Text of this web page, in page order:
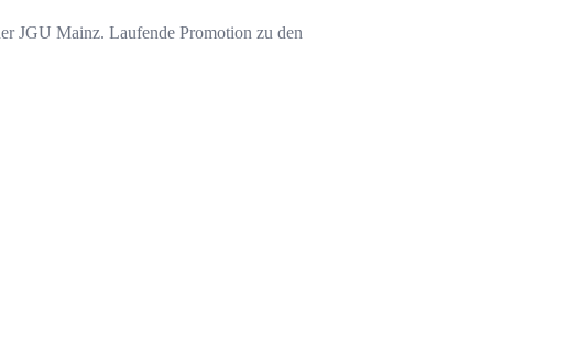
JGU Mainz. Laufende Promotion zu den